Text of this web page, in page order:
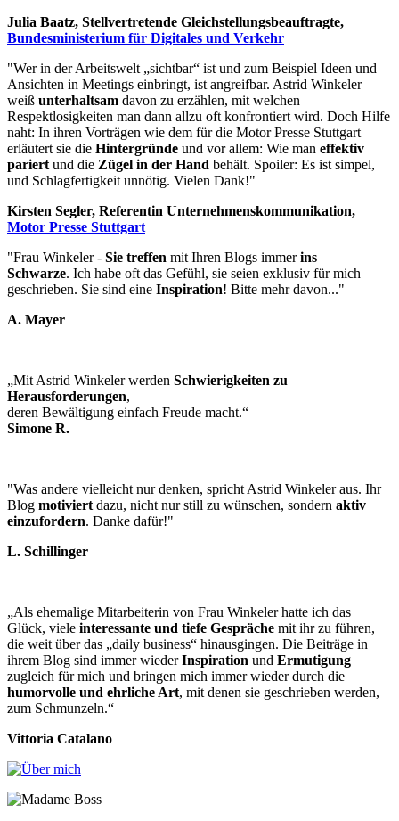
Julia Baatz, Stellvertretende Gleichstellungsbeauftragte,
Bundesministerium für Digitales und Verkehr
"Wer in der Arbeitswelt „sichtbar“ ist und zum Beispiel Ideen und
Ansichten in Meetings einbringt, ist angreifbar. Astrid Winkeler
weiß unterhaltsam davon zu erzählen, mit welchen
Respektlosigkeiten man dann allzu oft konfrontiert wird. Doch Hilfe
naht: In ihren Vorträgen wie dem für die Motor Presse Stuttgart
erläutert sie die Hintergründe und vor allem: Wie man effektiv
pariert und die Zügel in der Hand behält. Spoiler: Es ist simpel,
und Schlagfertigkeit unnötig. Vielen Dank!"
Kirsten Segler, Referentin Unternehmenskommunikation,
Motor Presse Stuttgart
"Frau Winkeler - Sie treffen mit Ihren Blogs immerins
Schwarze. Ich habe oft das Gefühl, sie seien exklusiv für mich
geschrieben. Sie sind eine Inspiration! Bitte mehr davon..."
A. Mayer
„Mit Astrid Winkeler werden Schwierigkeiten zu
Herausforderungen,
deren Bewältigung einfach Freude macht.“
Simone R.
"Was andere vielleicht nur denken, spricht Astrid Winkeler aus. Ihr
Blog motiviert dazu, nicht nur still zu wünschen, sondern aktiv
einzufordern. Danke dafür!"
L. Schillinger
„Als ehemalige Mitarbeiterin von Frau Winkeler hatte ich das
Glück, viele interessante und tiefe Gespräche mit ihr zu führen,
die weit über das „daily business“ hinausgingen. Die Beiträge in
ihrem Blog sind immer wiederInspiration und Ermutigung
zugleich für mich und bringen mich immer wieder durch die
humorvolle und ehrliche Art, mit denen sie geschrieben werden,
zum Schmunzeln.“
Vittoria Catalano